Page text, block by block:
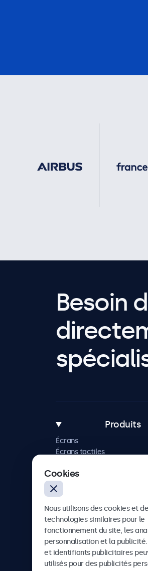
Besoin
Produits
Écrans
Écrans tactiles
Solutions sur mesure
Cookies
Nous utilisons des cookies et
technologies similaires pour le
fonctionnement du site, les
personnalisation et la
et identifiants publicitaires
utilisés pour des publicités